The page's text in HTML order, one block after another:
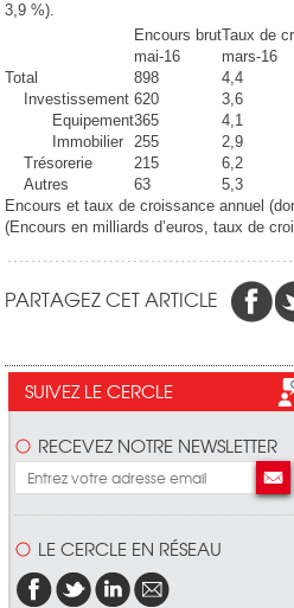
3,9 %).
Encours brutTaux de
mai-16
mars-16
Total
898 4,4
Investissement 620 3,6
Equipement365 4,1
Immobilier
255 2,9
Trésorerie
215 6,2
Autres
63 5,3
Encours et taux de croissance annuel
(Encours en milliards d’euros, taux de
PARTAGEZ CET ARTICLE
SUIVEZ LE CERCLE
RECEVEZ NOTRE NEWSLETTER
LE CERCLE EN RÉSEAU